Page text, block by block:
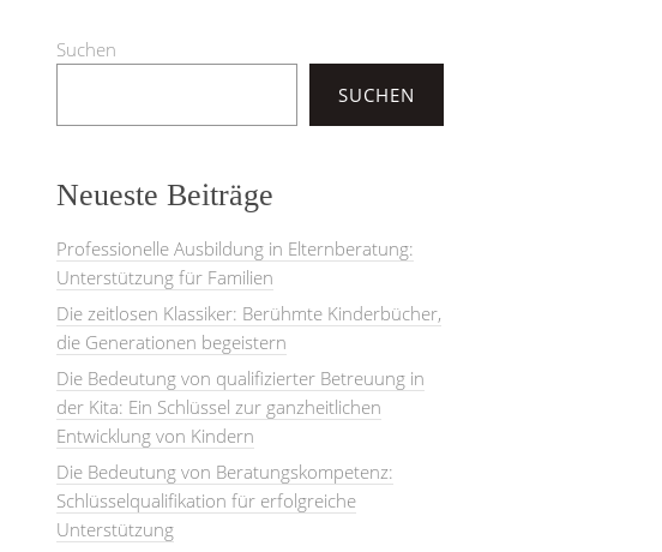
Suchen
SUCHEN
Neueste Beiträge
Professionelle Ausbildung in Elternberatung:
Unterstützung für Familien
Die zeitlosen Klassiker: Berühmte Kinderbücher,
die Generationen begeistern
Die Bedeutung von qualifizierter Betreuung in
der Kita: Ein Schlüssel zur ganzheitlichen
Entwicklung von Kindern
Die Bedeutung von Beratungskompetenz:
Schlüsselqualifikation für erfolgreiche
Unterstützung